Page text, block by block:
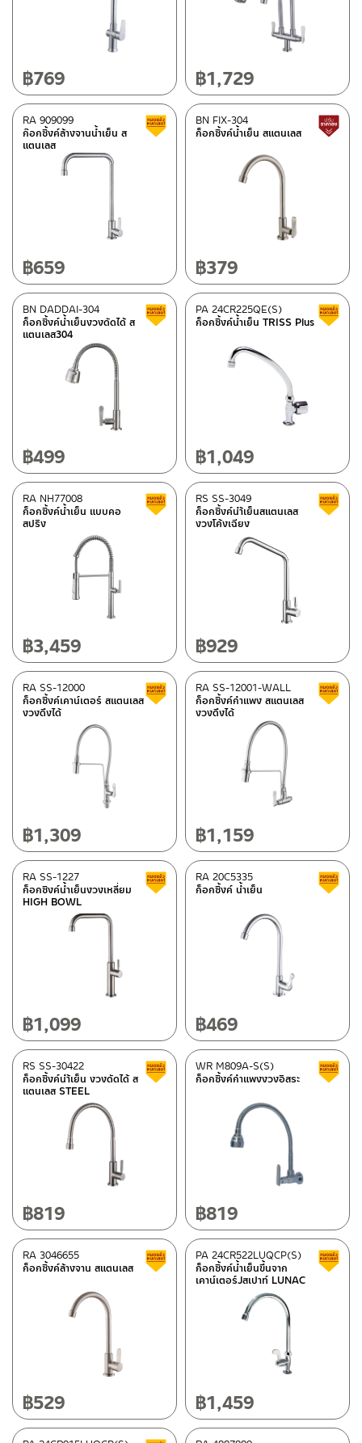
฿769 ฿1,729
ก๊อกซิ้งค์ล้างจานน้ำเย็น ส
แตนเลส
RA 909099 Clearance sale
฿659
ก็อกซิ้งค์น้ำเย็น สแตนเลส
BN FIX-304
฿379
ก็อกซิ้งค์น้ำเย็นงวงดัดได้ ส
แตนเลส304
BN DADDAI-304 Clearance sale
฿499
ก็อกซิ้งค์น้ำเย็น TRISS Plus
PA 24CR225QE(S)
฿1,049
ก็อกซิ้งค์น้ำเย็น แบบคอ
สปริง
RA NH77008 Clearance sale
฿3,459
ก็อกซิ้งค์นำ้เย็นสแตนเลส
งวงโค้งเฉียง
RS SS-3049
฿929
ก็อกซิ้งค์เคาน์เตอร์ สแตนเลส
งวงดึงได้
RA SS-12000 Clearance sale
฿1,309
ก็อกซิ้งค์กำแพง สแตนเลส
งวงดึงได้
RA SS-12001-WALL
฿1,159
ก็อกซิงค์น้ำเย็นงวงเหลี่ยม
HIGH BOWL
RA SS-1227 Clearance sale
฿1,099
ก็อกซิ้งค์ น้ำเย็น
RA 20C5335
฿469
ก็อกซิ้งค์นำ้เย็น งวงดัดได้ ส
แตนเลส STEEL
RS SS-30422 Clearance sale
฿819
ก็อกซิ้งค์กำแพงงวงอิสระ
WR M809A-S(S)
฿819
ก็อกซิ้งค์ล้างจาน สแตนเลส
RA 3046655 Clearance sale
฿529
ก็อกซิ้งค์น้ำเย็นขึ้นจาก
เคาน์เตอร์Jสเปาท์ LUNAC
PA 24CR522LUQCP(S)
฿1,459